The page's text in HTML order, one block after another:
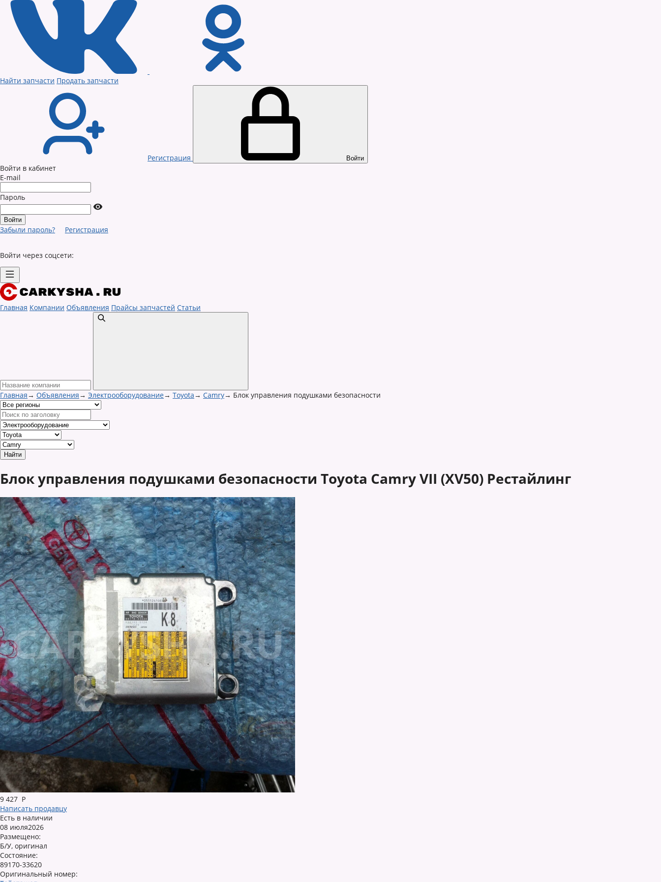
Найти запчасти Продать запчасти
Регистрация Войти
Войти в кабинет
E-mail
Пароль
Забыли пароль? Регистрация
Войти через соцсети:
Главная Компании Объявления Прайсы запчастей Статьи
Главная→ Объявления→ Электрооборудование→ Toyota→ Camry→ Блок управления подушками безопасности
Блок управления подушками безопасности Toyota Camry VII (XV50) Рестайлинг
9 427 Р
Написать продавцу
Есть в наличии
08 июля2026
Размещено:
Б/У, оригинал
Состояние:
89170-33620
Оригинальный номер: